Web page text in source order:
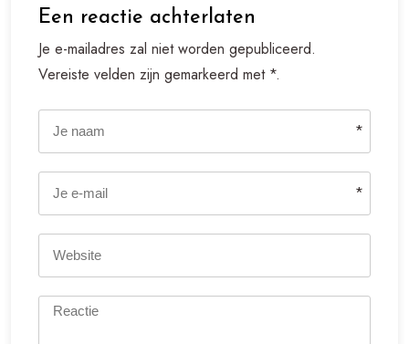
Een reactie achterlaten
Je e-mailadres zal niet worden gepubliceerd.
Vereiste velden zijn gemarkeerd met *.
*
*